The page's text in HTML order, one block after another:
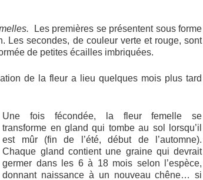
Les premières se présentent sous forme
Les secondes, de couleur verte et rouge, sont
de petites écailles imbriquées.
de la fleur a lieu quelques mois plus tard
Une fois fécondée, la fleur femelle se
transforme en gland qui tombe au sol lorsqu’il
est mûr (fin de l’été, début de l’automne).
Chaque gland contient une graine qui devrait
germer dans les 6 à 18 mois selon l’espèce,
donnant naissance à un nouveau chêne… si